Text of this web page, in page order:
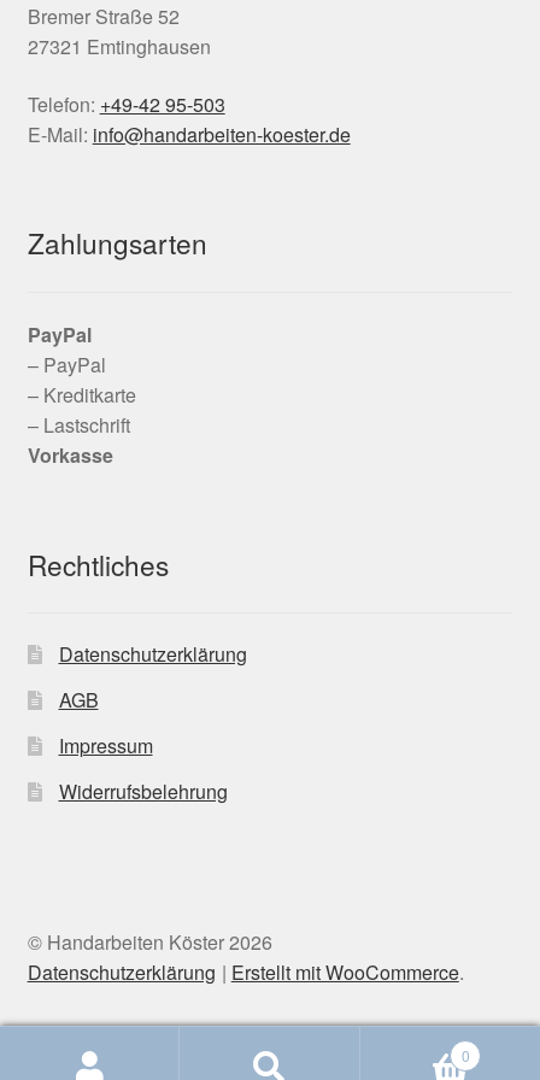
Bremer Straße 52
27321 Emtinghausen
Telefon: +49-42 95-503
E-Mail: info@handarbeiten-koester.de
Zahlungsarten
PayPal
– PayPal
– Kreditkarte
– Lastschrift
Vorkasse
Rechtliches
Datenschutzerklärung
AGB
Impressum
Widerrufsbelehrung
© Handarbeiten Köster 2026
Datenschutzerklärung
Erstellt mit WooCommerce.
0